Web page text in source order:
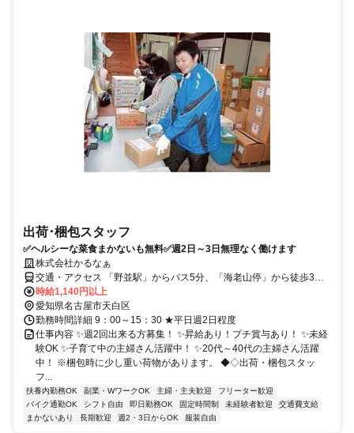
出荷･梱包スタッフ
✅ヘルシーな菜食まかないも無料✅週2日～3日無理なく働けます
株式会社かるなぁ
交通・アクセス 「野並駅」からバス5分、「海老山停」から徒歩3分
★自転車・バイク通勤OK
時給1,140円以上
愛知県名古屋市天白区
勤務時間詳細 9：00～15：30 ★平日週2日程度
仕事内容 ✨週2回出来る方募集！ ✨昇給あり！プチ賞与あり！ ✨未経
験OK ✨子育て中の主婦さん活躍中！ ✨20代～40代の主婦さん活躍
中！ ※梱包時に少し重い荷物があります。 ◆◇出荷・梱包スタッ
フ...
扶養内勤務OK 副業・WワークOK 主婦・主夫歓迎
フリーター歓迎
バイク通勤OK
シフト自由 即日勤務OK 固定時間制 未経験者歓迎
交通費支給
まかないあり
長期歓迎 週2・3日からOK 服装自由